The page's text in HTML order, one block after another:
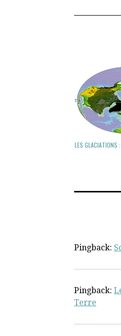
LES GLACIATIONS
Pingback:
Pingback:
Terre